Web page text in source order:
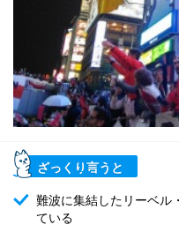
ざっくり言うと
難波に集結したリーベル
ている